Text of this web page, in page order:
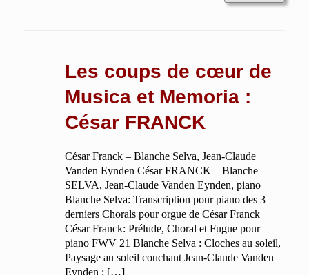
Les coups de cœur de
Musica et Memoria :
César FRANCK
César Franck – Blanche Selva, Jean-Claude
Vanden Eynden César FRANCK – Blanche
SELVA, Jean-Claude Vanden Eynden, piano
Blanche Selva: Transcription pour piano des 3
derniers Chorals pour orgue de César Franck
César Franck: Prélude, Choral et Fugue pour
piano FWV 21 Blanche Selva : Cloches au soleil,
Paysage au soleil couchant Jean-Claude Vanden
Eynden : […]